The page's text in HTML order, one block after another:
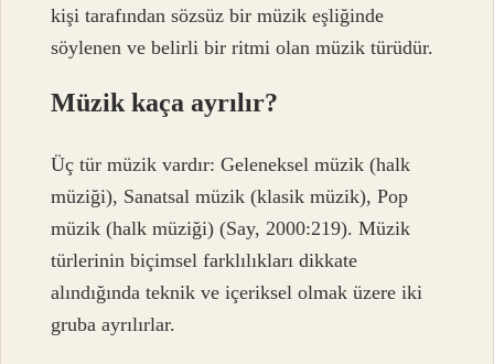
kişi tarafından sözsüz bir müzik eşliğinde
söylenen ve belirli bir ritmi olan müzik türüdür.
Müzik kaça ayrılır?
Üç tür müzik vardır: Geleneksel müzik (halk
müziği), Sanatsal müzik (klasik müzik), Pop
müzik (halk müziği) (Say, 2000:219). Müzik
türlerinin biçimsel farklılıkları dikkate
alındığında teknik ve içeriksel olmak üzere iki
gruba ayrılırlar.